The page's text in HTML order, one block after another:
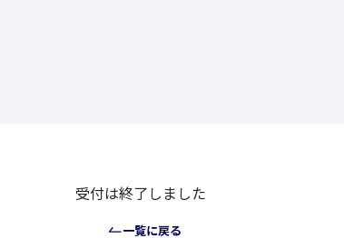
受付は終了しました
一覧に戻る